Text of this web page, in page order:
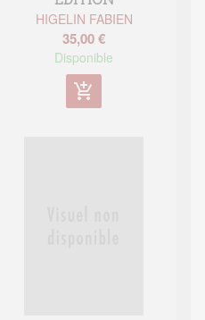
HIGELIN FABIEN
35,00 €
Disponible
add_shopping_cart